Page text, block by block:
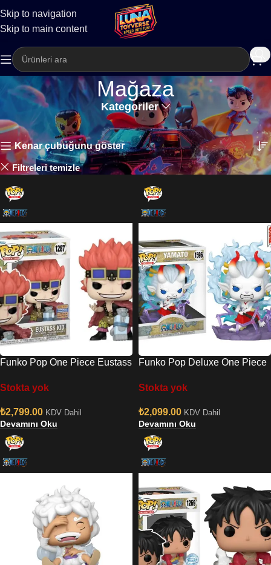
Skip to navigation
Skip to main content
Kargo
Mağaza
Kategoriler
Ana Sayfa Mağaza 16 sonucun tümü gösteriliyor
Kenar çubuğunu göster
Filtreleri temizle ⁠One-piece
Funko Pop One Piece Eustass
Edition No:1287
Stokta yok
₺2,799.00 KDV Dahil
Devamını Oku
Funko Pop Deluxe One Piece
Stokta yok
₺2,099.00 KDV Dahil
Devamını Oku